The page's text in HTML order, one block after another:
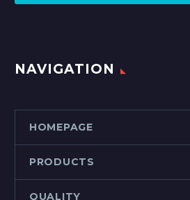
NAVIGATION
HOMEPAGE
PRODUCTS
QUALITY